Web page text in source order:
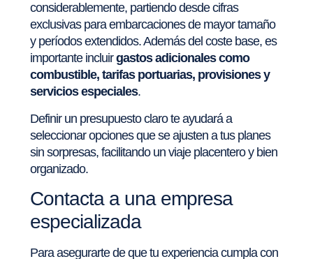
considerablemente, partiendo desde cifras
exclusivas para embarcaciones de mayor tamaño
y períodos extendidos. Además del coste base, es
importante incluirgastos adicionales como
combustible, tarifas portuarias, provisiones y
servicios especiales.
Definir un presupuesto claro te ayudará a
seleccionar opciones que se ajusten a tus planes
sin sorpresas, facilitando un viaje placentero y bien
organizado.
Contacta a una empresa
especializada
Para asegurarte de que tu experiencia cumpla con